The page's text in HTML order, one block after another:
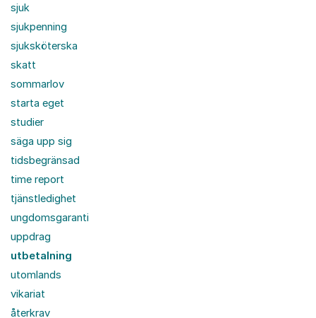
sjuk
sjukpenning
sjuksköterska
skatt
sommarlov
starta eget
studier
säga upp sig
tidsbegränsad
time report
tjänstledighet
ungdomsgaranti
uppdrag
utbetalning
utomlands
vikariat
återkrav